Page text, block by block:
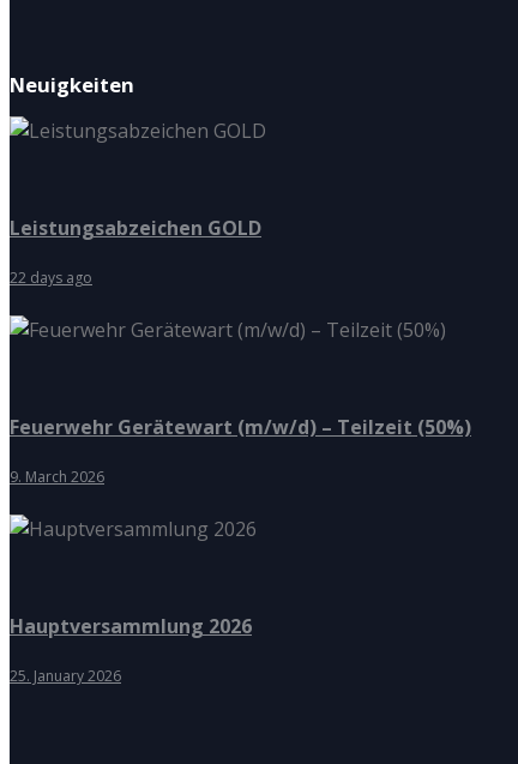
Neuigkeiten
Leistungsabzeichen GOLD
22 days ago
Feuerwehr Gerätewart (m/w/d) – Teilzeit (50%)
9. March 2026
Hauptversammlung 2026
25. January 2026